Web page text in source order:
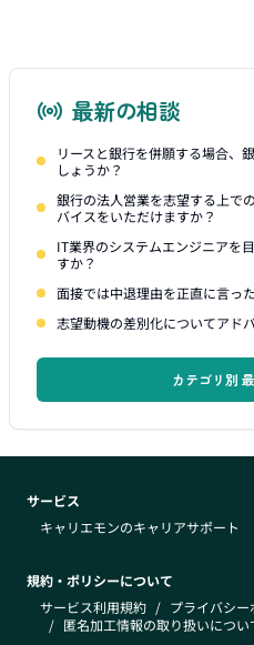
最新の相談
リースと銀行を併願する場合、
しょうか？
銀行の法人営業を志望する上で
バイスをいただけますか？
IT業界のシステムエンジニアを
すか？
面接では中退理由を正直に言っ
志望動機の差別化についてアド
カテゴリ別
サービス
キャリエモンのキャリアサポート
規約・ポリシーについて
サービス利用規約 / プライバシー
/ 匿名加工情報の取り扱いについ